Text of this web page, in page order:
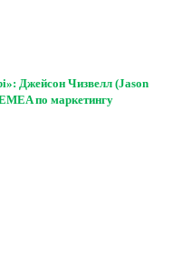
Джейсон Чизвелл (Jason
по маркетингу